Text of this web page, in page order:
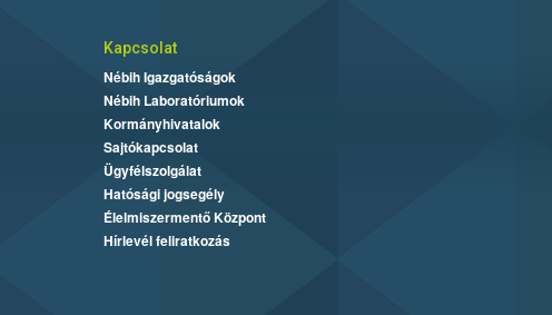
Kapcsolat
Nébih Igazgatóságok
Nébih Laboratóriumok
Kormányhivatalok
Sajtókapcsolat
Ügyfélszolgálat
Hatósági jogsegély
Élelmiszermentő Központ
Hírlevél feliratkozás